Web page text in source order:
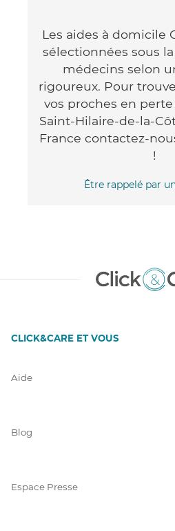
Les aides à domicile
sélectionnées sous
médecins selon
rigoureux. Pour
vos proches en
Saint-Hilaire-de-la-
France contactez-
!
Être rappelé par
CLICK&CARE ET VOUS
Aide
Blog
Espace Presse